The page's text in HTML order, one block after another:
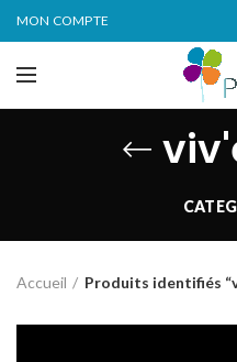
MON COMPTE
Accueil Produits identifiés